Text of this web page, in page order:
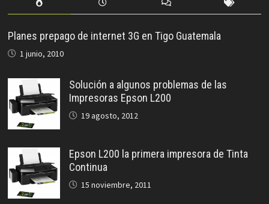
Planes prepago de internet 3G en Tigo Guatemala
1 junio, 2010
Solución a algunos problemas de las
Impresoras Epson L200
19 agosto, 2012
Epson L200 la primera impresora de Tinta
Continua
15 noviembre, 2011